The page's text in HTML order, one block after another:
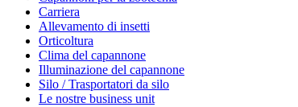
Carriera
Allevamento di insetti
Orticoltura
Clima del capannone
Illuminazione del capannone
Silo / Trasportatori da silo
Le nostre business unit